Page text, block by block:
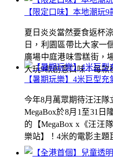
【限定口味】本地潮玩
夏日炎炎當然要食返杯
日，利園區帶比大家一
廣場中庭港味雪糕街，
大玩9款創意口味！每款
【暑期玩樂】4米巨型
今年8月萬眾期待汪汪隊
MegaBox於8月1至31日
的【MegaBox x《汪汪
樂站】！4米的電影主題